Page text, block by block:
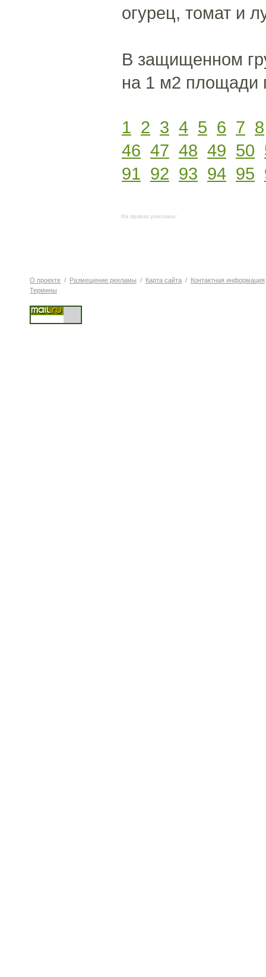
огурец, томат и
В защищенном
на 1 м2 площади
1 2 3 4 5 6 7 8
46 47 48 49 50
91 92 93 94 95
На правах рекламы:
О проекте / Размещение рекламы / Карта сайта / Контактная информация
Термины